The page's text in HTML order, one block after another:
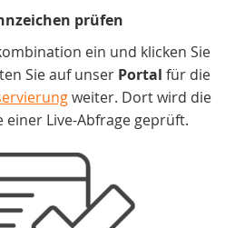
prüfen
ein und klicken Sie
Sie auf unser Portal für die
weiter. Dort wird die
Live-Abfrage geprüft.